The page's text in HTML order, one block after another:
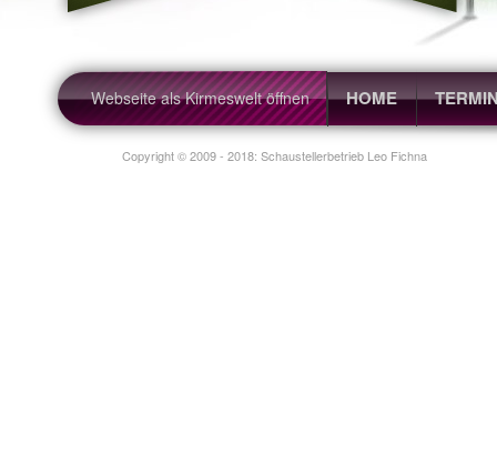
Schaustellerbetrieb Leo Kleuser &
Webseite als Kirmeswelt öffnen HOME
Copyright © 2009 - 2018: Schaustellerbetrieb Leo Fichna